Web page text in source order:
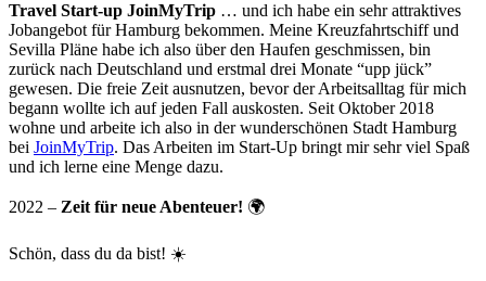
Travel Start-up JoinMyTrip … und ich habe ein sehr attraktives
Jobangebot für Hamburg bekommen. Meine Kreuzfahrtschiff und
Sevilla Pläne habe ich also über den Haufen geschmissen, bin
zurück nach Deutschland und erstmal drei Monate “upp jück”
gewesen. Die freie Zeit ausnutzen, bevor der Arbeitsalltag für mich
begann wollte ich auf jeden Fall auskosten. Seit Oktober 2018
wohne und arbeite ich also in der wunderschönen Stadt Hamburg
bei JoinMyTrip. Das Arbeiten im Start-Up bringt mir sehr viel Spaß
und ich lerne eine Menge dazu.
2022 – Zeit für neue Abenteuer! 🌍
Schön, dass du da bist! ☀️